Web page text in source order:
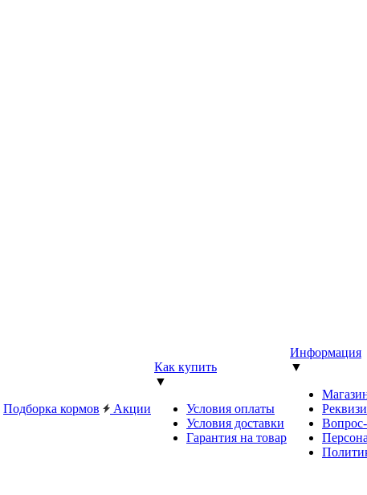
Подборка кормов Акции
Как купить
▼
Условия оплаты
Условия доставки
Гарантия на товар
Информация
▼